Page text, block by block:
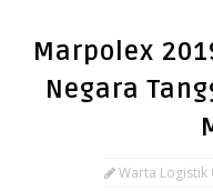
Marpolex
Negara
Warta Logistik